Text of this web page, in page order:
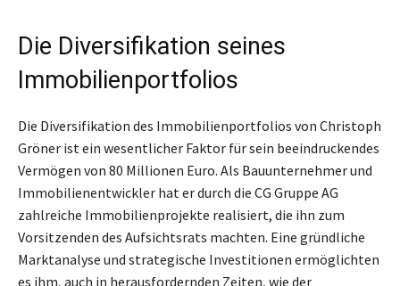
Die Diversifikation seines
Immobilienportfolios
Die Diversifikation des Immobilienportfolios von Christoph
Gröner ist ein wesentlicher Faktor für sein beeindruckendes
Vermögen von 80 Millionen Euro. Als Bauunternehmer und
Immobilienentwickler hat er durch die CG Gruppe AG
zahlreiche Immobilienprojekte realisiert, die ihn zum
Vorsitzenden des Aufsichtsrats machten. Eine gründliche
Marktanalyse und strategische Investitionen ermöglichten
es ihm, auch in herausfordernden Zeiten, wie der